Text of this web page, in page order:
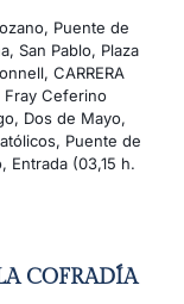
Puente de
San Pablo, Plaza
CARRERA
Fray Ceferino
Dos de Mayo,
Puente de
Entrada (03,15 h.
COFRADÍA